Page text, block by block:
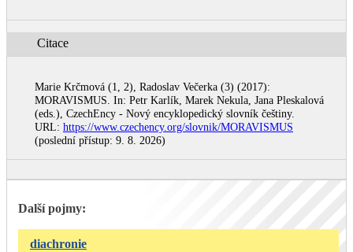
Citace
Marie Krčmová (1, 2), Radoslav Večerka (3) (2017):
MORAVISMUS. In: Petr Karlík, Marek Nekula, Jana Pleskalová
(eds.), CzechEncy - Nový encyklopedický slovník češtiny.
URL: https://www.czechency.org/slovnik/MORAVISMUS
(poslední přístup: 9. 8. 2026)
Další pojmy:
diachronie